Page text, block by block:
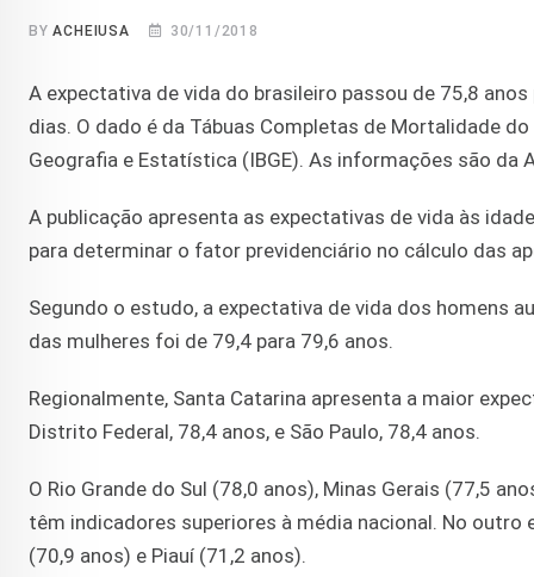
BYACHEIUSA 30/11/2018
A expectativa de vida do brasileiro passou de 75,8
dias. O dado é da Tábuas Completas de Mortalidade
Geografia e Estatística (IBGE). As informações são da
A publicação apresenta as expectativas de vida às
para determinar o fator previdenciário no cálculo das
Segundo o estudo, a expectativa de vida dos homens
das mulheres foi de 79,4 para 79,6 anos.
Regionalmente, Santa Catarina apresenta a maior
Distrito Federal, 78,4 anos, e São Paulo, 78,4 anos.
O Rio Grande do Sul (78,0 anos), Minas Gerais (77,5
têm indicadores superiores à média nacional. No
(70,9 anos) e Piauí (71,2 anos).